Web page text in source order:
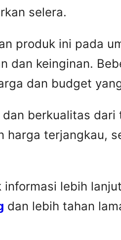
selera.
produk ini pada
dan keinginan.
dan budget
dan berkualitas dari
terjangkau,
lebih
dan lebih tahan